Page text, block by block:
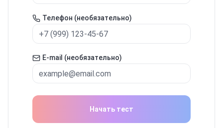
Телефон (необязательно)
E-mail (необязательно)
Начать тест